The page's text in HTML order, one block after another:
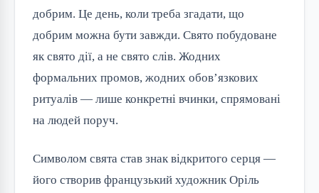
добрим. Це день, коли треба згадати, що
добрим можна бути завжди. Свято побудоване
як свято дії, а не свято слів. Жодних
формальних промов, жодних обов’язкових
ритуалів — лише конкретні вчинки, спрямовані
на людей поруч.
Символом свята став знак відкритого серця —
його створив французький художник Оріль